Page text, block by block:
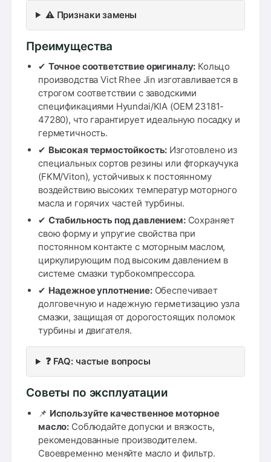
⚠️ Признаки замены
Преимущества
✔ Точное соответствие оригиналу: Кольцо
производства Vict Rhee Jin изготавливается в
строгом соответствии с заводскими
спецификациями Hyundai/KIA (OEM 23181-
47280), что гарантирует идеальную посадку и
герметичность.
✔ Высокая термостойкость: Изготовлено из
специальных сортов резины или фторкаучука
(FKM/Viton), устойчивых к постоянному
воздействию высоких температур моторного
масла и горячих частей турбины.
✔ Стабильность под давлением:Сохраняет
свою форму и упругие свойства при
постоянном контакте с моторным маслом,
циркулирующим под высоким давлением в
системе смазки турбокомпрессора.
✔ Надежное уплотнение:Обеспечивает
долговечную и надежную герметизацию узла
смазки, защищая от дорогостоящих поломок
турбины и двигателя.
❓ FAQ: частые вопросы
Советы по эксплуатации
📌 Используйте качественное моторное
масло: Соблюдайте допуски и вязкость,
рекомендованные производителем.
Своевременно меняйте масло и фильтр.